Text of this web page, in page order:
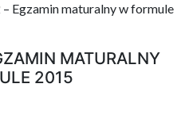
Egzamin maturalny w formule
MATURALNY
2015